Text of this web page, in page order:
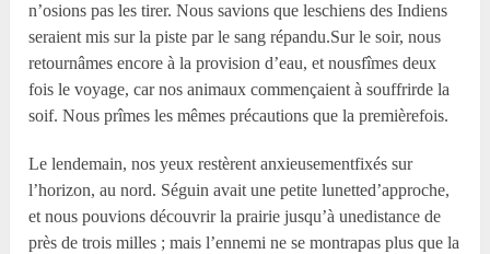
n’osions pas les tirer. Nous savions que leschiens des Indiens
seraient mis sur la piste par le sang répandu.Sur le soir, nous
retournâmes encore à la provision d’eau, et nousfîmes deux
fois le voyage, car nos animaux commençaient à souffrirde la
soif. Nous prîmes les mêmes précautions que la premièrefois.
Le lendemain, nos yeux restèrent anxieusementfixés sur
l’horizon, au nord. Séguin avait une petite lunetted’approche,
et nous pouvions découvrir la prairie jusqu’à unedistance de
près de trois milles ; mais l’ennemi ne se montrapas plus que la